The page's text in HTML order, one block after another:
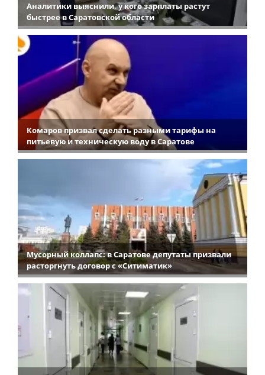
Аналитики выяснили, у кого зарплаты растут
быстрее в Саратовской области
Комаров призвал сделать разными тарифы на
питьевую и техническую воду в Саратове
Мусорный коллапс: в Саратове депутаты призвали
расторгнуть договор с «Ситиматик»